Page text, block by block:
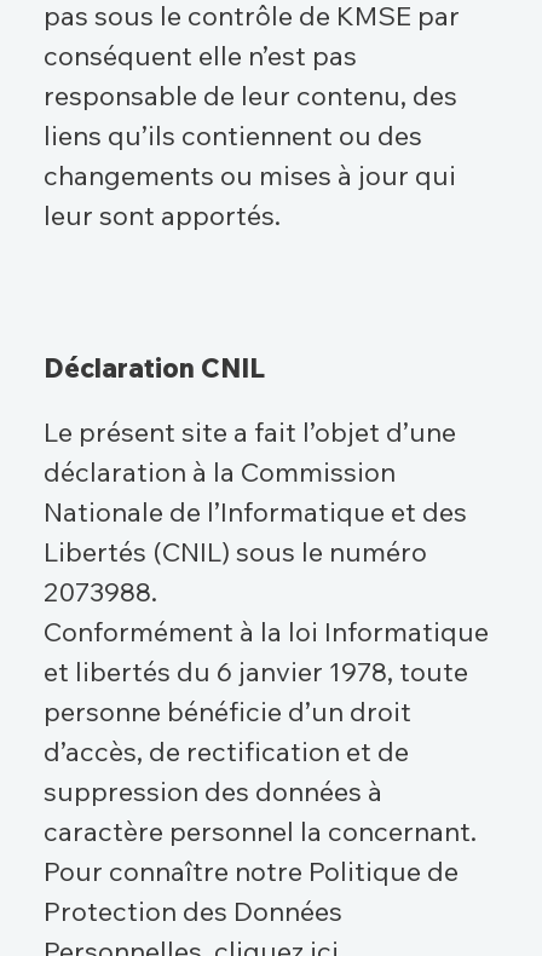
pas sous le contrôle de KMSE par
conséquent elle n’est pas
responsable de leur contenu, des
liens qu’ils contiennent ou des
changements ou mises à jour qui
leur sont apportés.
Déclaration CNIL
Le présent site a fait l’objet d’une
déclaration à la Commission
Nationale de l’Informatique et des
Libertés (CNIL) sous le numéro
2073988.
Conformément à la loi Informatique
et libertés du 6 janvier 1978, toute
personne bénéficie d’un droit
d’accès, de rectification et de
suppression des données à
caractère personnel la concernant.
Pour connaître notre Politique de
Protection des Données